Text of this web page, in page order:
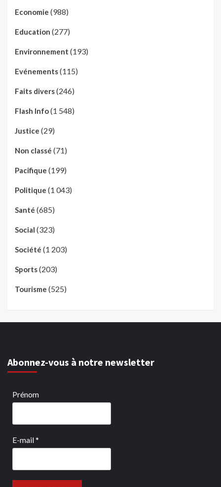
Economie (988)
Education (277)
Environnement (193)
Evénements(115)
Faits divers(246)
Flash Info(1 548)
Justice (29)
Non classé (71)
Pacifique (199)
Politique (1 043)
Santé (685)
Social (323)
Société (1 203)
Sports(203)
Tourisme (525)
Abonnez-vous à notre newsletter
Prénom
E-mail*